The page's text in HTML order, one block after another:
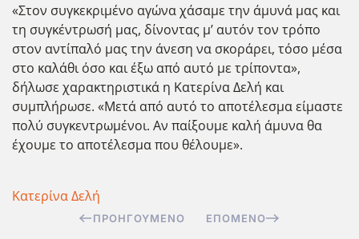
«Στον συγκεκριμένο αγώνα χάσαμε την άμυνά μας και
τη συγκέντρωσή μας, δίνοντας μ’ αυτόν τον τρόπο
στον αντίπαλό μας την άνεση να σκοράρει, τόσο μέσα
στο καλάθι όσο και έξω από αυτό με τρίποντα»,
δήλωσε χαρακτηριστικά η Κατερίνα Δελή και
συμπλήρωσε. «Μετά από αυτό το αποτέλεσμα είμαστε
πολύ συγκεντρωμένοι. Αν παίξουμε καλή άμυνα θα
έχουμε το αποτέλεσμα που θέλουμε».
Κατερίνα Δελή
ΠΡΟΗΓΟΎΜΕΝΟ ΕΠΌΜΕΝΟ